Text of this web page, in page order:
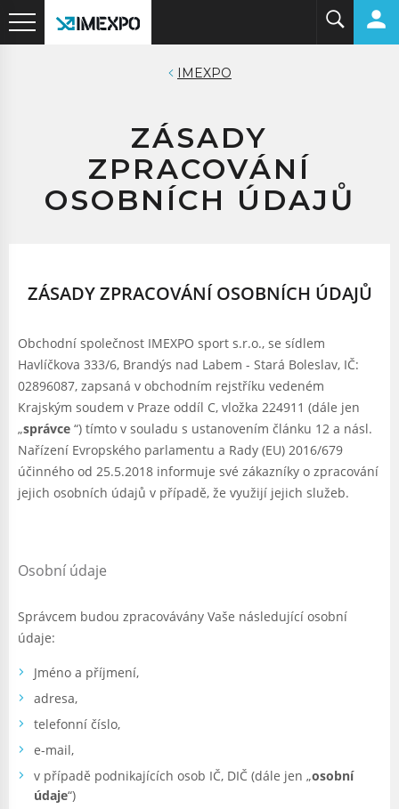
IMEXPO
ZÁSADY
ZPRACOVÁNÍ
OSOBNÍCH ÚDAJŮ
ZÁSADY ZPRACOVÁNÍ OSOBNÍCH ÚDAJŮ
Obchodní společnost IMEXPO sport s.r.o., se sídlem
Havlíčkova 333/6, Brandýs nad Labem - Stará Boleslav, IČ:
02896087, zapsaná v obchodním rejstříku vedeném
Krajským soudem v Praze oddíl C, vložka 224911 (dále jen
„správce “) tímto v souladu s ustanovením článku 12 a násl.
Nařízení Evropského parlamentu a Rady (EU) 2016/679
účinného od 25.5.2018 informuje své zákazníky o zpracování
jejich osobních údajů v případě, že využijí jejich služeb.
Osobní údaje
Správcem budou zpracovávány Vaše následující osobní
údaje:
Jméno a příjmení,
adresa,
telefonní číslo,
e-mail,
v případě podnikajících osob IČ, DIČ (dále jen „osobní
údaje“)